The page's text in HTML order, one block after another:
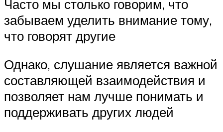
Часто мы столько говорим, что
забываем уделить внимание тому,
что говорят другие
Однако, слушание является важной
составляющей взаимодействия и
позволяет нам лучше понимать и
поддерживать других людей